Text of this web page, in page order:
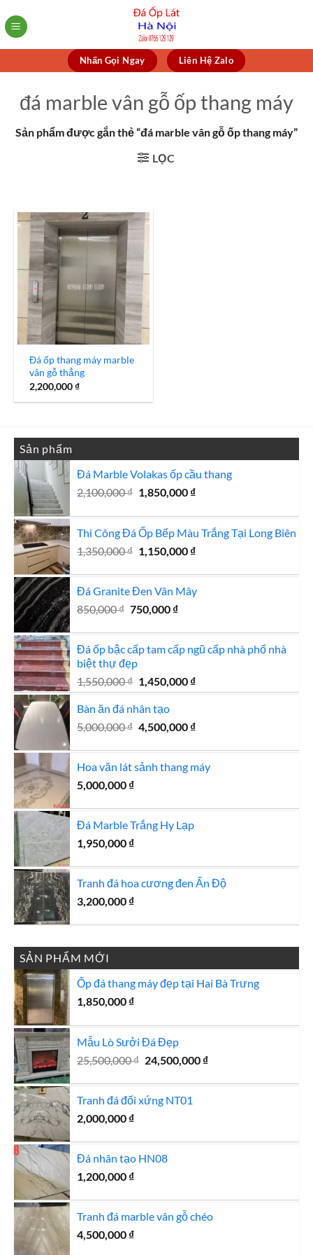
to
Nhấn Gọi Ngay Liên Hệ Zalo
đá marble vân gỗ ốp thang máy
Sản phẩm được gắn thẻ “đá marble vân gỗ ốp thang máy”
LỌC
Đá ốp thang máy marble
vân gỗ thẳng
2,200,000₫
Sản phẩm
Đá Marble Volakas ốp cầu thang
2,100,000₫ Giá
là:
2,100,000 ₫.
1,850,000 ₫Giá
tại
là:
1,850,000 ₫.
Thi Công Đá Ốp Bếp Màu Trắng Tại Long Biên
1,350,000₫ Giá
1,350,000 ₫.
1,150,000 ₫Giá
là:
Đá Granite Đen Vân Mây
850,000₫ Giá
850,000 ₫.
750,000 ₫Giá
là:
Đá ốp bậc cấp tam cấp ngũ cấp nhà phố nhà
biệt thự đẹp
1,550,000₫ Giá
gốc
là:
1,550,000 ₫.
1,450,000 ₫Giá
hiện
là:
Bàn ăn đá nhân tạo
5,000,000₫ Giá
5,000,000 ₫.
4,500,000 ₫Giá
là:
Hoa văn lát sảnh thang máy
5,000,000 ₫
Đá Marble Trắng Hy Lạp
1,950,000 ₫
Tranh đá hoa cương đen Ấn Độ
3,200,000 ₫
SẢN PHẨM MỚI
Ốp đá thang máy đẹp tại Hai Bà Trưng
1,850,000 ₫
Mẫu Lò Sưởi Đá Đẹp
25,500,000₫ Giá
25,500,000 ₫.
24,500,000 ₫Giá
Tranh đá đối xứng NT01
2,000,000 ₫
Đá nhân tạo HN08
1,200,000 ₫
Tranh đá marble vân gỗ chéo
4,500,000 ₫